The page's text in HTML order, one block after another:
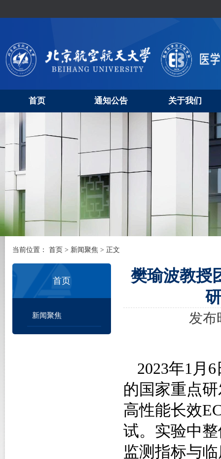
首页 通知公告 关于我们
当前位置： 首页 > 新闻聚焦 > 正文
首页
新闻聚焦
樊瑜波教授
发布
2023年1 月 6
的国家重点
高性能长效
试。实验中
监测指标与